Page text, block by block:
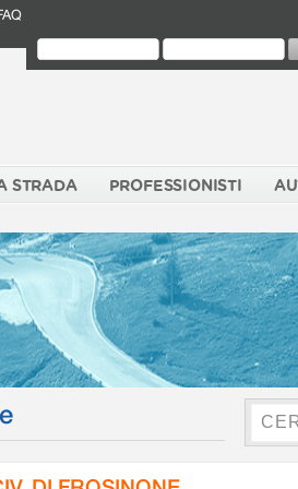
STRADA PROFESSIONISTI